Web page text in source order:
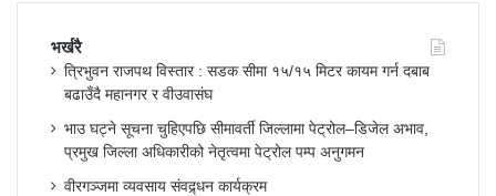
भर्खरै
त्रिभुवन राजपथ विस्तार : सडक सीमा १५/१५ मिटर कायम गर्न दबाब
बढाउँदै महानगर र वीउवासंघ
भाउ घट्ने सूचना चुहिएपछि सीमावर्ती जिल्लामा पेट्रोल–डिजेल अभाव,
प्रमुख जिल्ला अधिकारीको नेतृत्वमा पेट्रोल पम्प अनुगमन
वीरगञ्जमा व्यवसाय संवद्र्धन कार्यक्रम